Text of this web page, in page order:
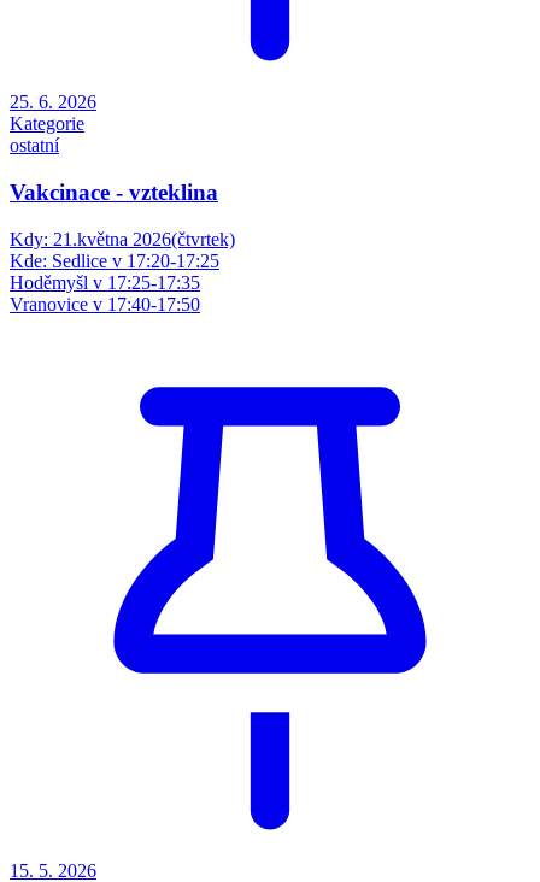
25. 6. 2026
Kategorie
ostatní
Vakcinace - vzteklina
Kdy: 21.května 2026(čtvrtek)
Kde: Sedlice v 17:20-17:25
Hoděmyšl v 17:25-17:35
Vranovice v 17:40-17:50
15. 5. 2026